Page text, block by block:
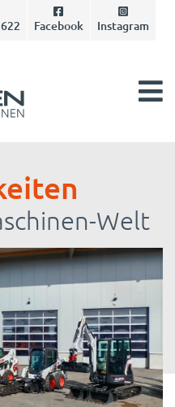
Facebook Instagram
Welt